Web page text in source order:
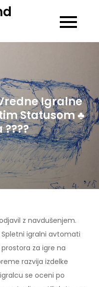
Igralne
Statusom ♣️
z navdušenjem.
igralni avtomati
za igre na
razvija izdelke
se oceni po